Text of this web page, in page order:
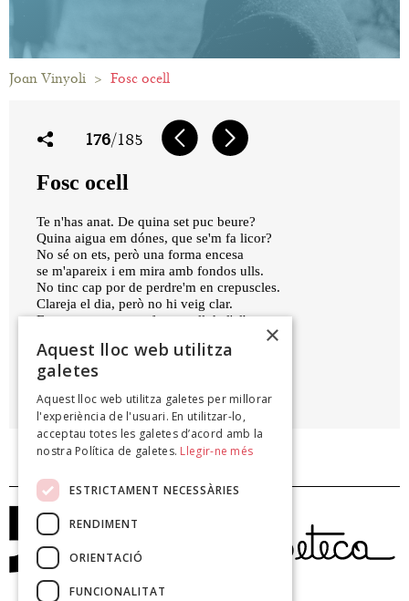
Joan Vinyoli > Fosc ocell
176/185
Fosc ocell
Te n'has anat. De quina set puc beure?
Quina aigua em dónes, que se'm fa licor?
No sé on ets, però una forma encesa
se m'apareix i em mira amb fondos ulls.
No tinc cap por de perdre'm en crepuscles.
Clareja el dia, però no hi veig clar.
Et correspon ser un focs ocell de l'alba.
Domini màgic, 1984
×
Aquest lloc web utilitza
galetes
Aquest lloc web utilitza galetes per millorar
l'experiència de l'usuari. En utilitzar-lo,
acceptau totes les galetes d’acord amb la
nostra Política de galetes. Llegir-ne més
ESTRICTAMENT NECESSÀRIES
RENDIMENT
ORIENTACIÓ
FUNCIONALITAT